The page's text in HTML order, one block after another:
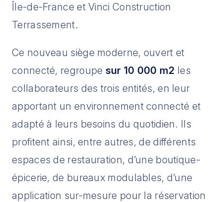
Île-de-France et Vinci Construction
Terrassement.
Ce nouveau siège moderne, ouvert et
connecté, regroupe sur 10 000 m2 les
collaborateurs des trois entités, en leur
apportant un environnement connecté et
adapté à leurs besoins du quotidien. Ils
profitent ainsi, entre autres, de différents
espaces de restauration, d’une boutique-
épicerie, de bureaux modulables, d’une
application sur-mesure pour la réservation